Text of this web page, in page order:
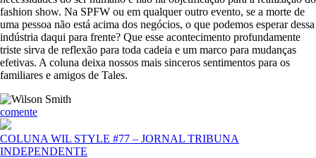
fashion show. Na SPFW ou em qualquer outro evento, se a morte de
uma pessoa não está acima dos negócios, o que podemos esperar dessa
indústria daqui para frente? Que esse acontecimento profundamente
triste sirva de reflexão para toda cadeia e um marco para mudanças
efetivas. A coluna deixa nossos mais sinceros sentimentos para os
familiares e amigos de Tales.
comente
COLUNA WIL STYLE #77 – JORNAL TRIBUNA
INDEPENDENTE